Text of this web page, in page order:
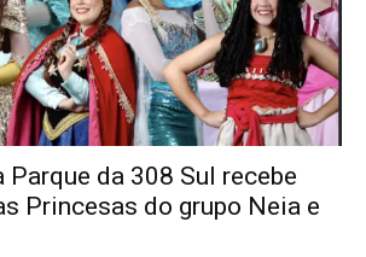
Parque da 308 Sul recebe
Princesas do grupo Neia e